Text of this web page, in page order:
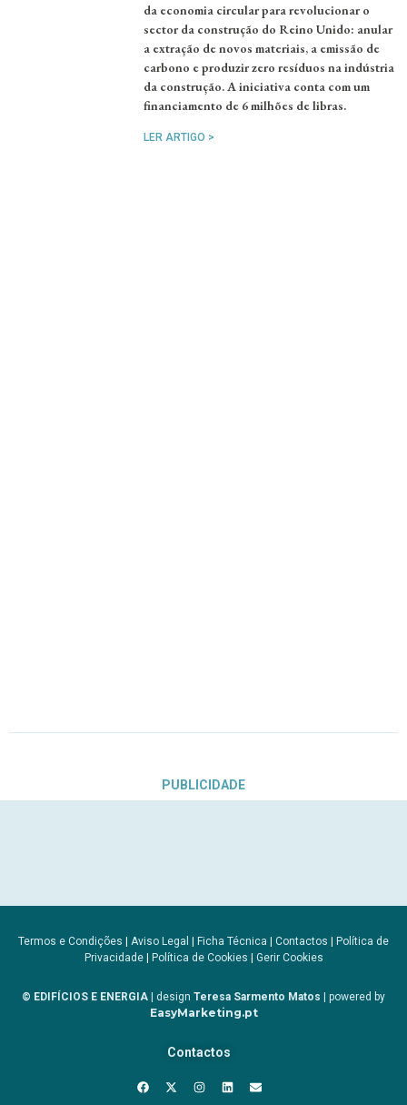
da economia circular para revolucionar o
sector da construção do Reino Unido: anular
a extração de novos materiais, a emissão de
carbono e produzir zero resíduos na indústria
da construção. A iniciativa conta com um
financiamento de 6 milhões de libras.
LER ARTIGO >
PUBLICIDADE
Termos e Condições Aviso Legal Ficha Técnica Contactos
Política de
Privacidade| Política de Cookies Gerir Cookies
© EDIFÍCIOS E ENERGIA | design Teresa Sarmento Matos | powered by
EasyMarketing.pt
Contactos